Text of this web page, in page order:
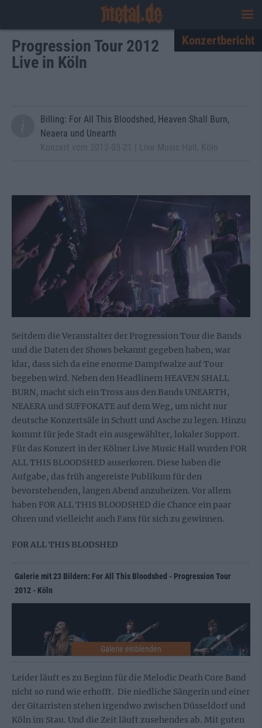
Progression Tour 2012
Live in Köln
Konzertbericht
Billing: For All This Bloodshed, Heaven Shall Burn,
Neaera und Unearth
Seitdem die Veranstalter der Progression Tour die Bands
und die Daten der Shows bekannt gegeben haben, war
klar, dass sich da eine enorme Dampfwalze auf Tour
begeben wird. Neben den Headlinern HEAVEN SHALL
BURN, macht sich ein Tross aus den Bands UNEARTH,
NEAERA und SUFFOKATE auf dem Weg, um nicht nur
deutsche Konzertsäle in Schutt und Asche zu legen. Hinzu
kommt für jede Stadt ein ausgewählter, lokaler Support.
Für das Konzert in der Kölner Live Music Hall wurden FOR
ALL THIS BLOODSHED auserkoren. Diese haben die
Aufgabe, das früh angereiste Publikum für den
bevorstehenden, langen Abend anzuheizen. Vor allem
haben FOR ALL THIS BLOODSHED die Chance ein paar
Ohren und vielleicht auch Fans für sich zu gewinnen.
FOR ALL THIS BLODSHED
Galerie mit 23 Bildern: For All This Bloodshed - Progression Tour
2012 - Köln
Leider läuft es zu Beginn für die Melodic Death Core Band
nicht so rund wie erhofft. Die niedliche Sängerin und einer
der Gitarristen stehen irgendwo zwischen Düsseldorf und
Köln im Stau. Und die Zeit läuft zusehendes ab. Mit guten